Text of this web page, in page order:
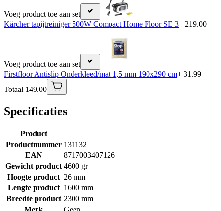
Voeg product toe aan set
Kärcher tapijtreiniger 500W Compact Home Floor SE 3+ 219.00
Voeg product toe aan set
Firstfloor Antislip Onderkleed/mat 1,5 mm 190x290 cm+ 31.99
Totaal 149.00
Specificaties
Product
Productnummer 131132
EAN
8717003407126
Gewicht product 4600 gr
Hoogte product 26 mm
Lengte product 1600 mm
Breedte product 2300 mm